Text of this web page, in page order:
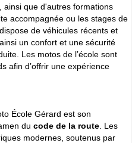
ainsi que d'autres formations
accompagnée ou les stages de
de véhicules récents et
un confort et une sécurité
Les motos de l’école sont
afin d’offrir une expérience
École Gérard est son
du code de la route . Les
modernes, soutenus par